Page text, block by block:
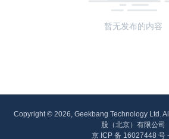
暂无发布的内容
Copyright © 2026, Geekbang Technology Ltd.
股（北京）有限公司
京 ICP 备 16027448 号